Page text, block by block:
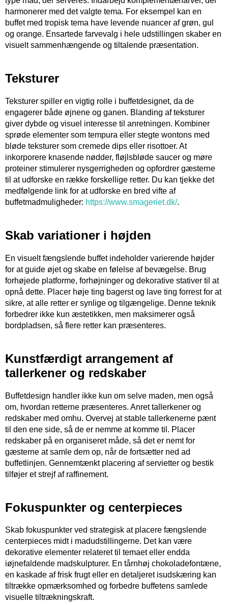
harmonerer med det valgte tema. For eksempel kan en
buffet med tropisk tema have levende nuancer af grøn, gul
og orange. Ensartede farvevalg i hele udstillingen skaber en
visuelt sammenhængende og tiltalende præsentation.
Teksturer
Teksturer spiller en vigtig rolle i buffetdesignet, da de
engagerer både øjnene og ganen. Blanding af teksturer
giver dybde og visuel interesse til anretningen. Kombiner
sprøde elementer som tempura eller stegte wontons med
bløde teksturer som cremede dips eller risottoer. At
inkorporere knasende nødder, fløjlsbløde saucer og møre
proteiner stimulerer nysgerrigheden og opfordrer gæsterne
til at udforske en række forskellige retter. Du kan tjekke det
medfølgende link for at udforske en bred vifte af
buffetmadmuligheder: https://www.smageriet.dk/.
Skab variationer i højden
En visuelt fængslende buffet indeholder varierende højder
for at guide øjet og skabe en følelse af bevægelse. Brug
forhøjede platforme, forhøjninger og dekorative stativer til at
opnå dette. Placer høje ting bagerst og lave ting forrest for at
sikre, at alle retter er synlige og tilgængelige. Denne teknik
forbedrer ikke kun æstetikken, men maksimerer også
bordpladsen, så flere retter kan præsenteres.
Kunstfærdigt arrangement af
tallerkener og redskaber
Buffetdesign handler ikke kun om selve maden, men også
om, hvordan retterne præsenteres. Anret tallerkener og
redskaber med omhu. Overvej at stable tallerkenerne pænt
til den ene side, så de er nemme at komme til. Placer
redskaber på en organiseret måde, så det er nemt for
gæsterne at samle dem op, når de fortsætter ned ad
buffetlinjen. Gennemtænkt placering af servietter og bestik
tilføjer et strejf af raffinement.
Fokuspunkter og centerpieces
Skab fokuspunkter ved strategisk at placere fængslende
centerpieces midt i madudstillingerne. Det kan være
dekorative elementer relateret til temaet eller endda
iøjnefaldende madskulpturer. En tårnhøj chokoladefontæne,
en kaskade af frisk frugt eller en detaljeret isudskæring kan
tiltrække opmærksomhed og forbedre buffetens samlede
visuelle tiltrækningskraft.